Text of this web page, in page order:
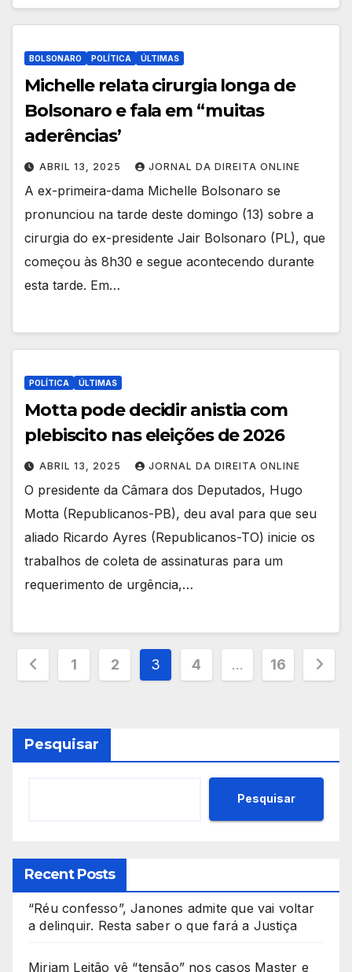
BOLSONARO POLÍTICA ÚLTIMAS
Michelle relata cirurgia longa de
Bolsonaro e fala em “muitas
aderências’
ABRIL 13, 2025 JORNAL DA DIREITA ONLINE
A ex-primeira-dama Michelle Bolsonaro se
pronunciou na tarde deste domingo (13) sobre a
cirurgia do ex-presidente Jair Bolsonaro (PL), que
começou às 8h30 e segue acontecendo durante
esta tarde. Em…
POLÍTICA ÚLTIMAS
Motta pode decidir anistia com
plebiscito nas eleições de 2026
ABRIL 13, 2025 JORNAL DA DIREITA ONLINE
O presidente da Câmara dos Deputados, Hugo
Motta (Republicanos-PB), deu aval para que seu
aliado Ricardo Ayres (Republicanos-TO) inicie os
trabalhos de coleta de assinaturas para um
requerimento de urgência,…
Paginação
posts
1 2 3 4 … 16
Pesquisar
Pesquisar
Recent Posts
“Réu confesso”, Janones admite que vai voltar
a delinquir. Resta saber o que fará a Justiça
Miriam Leitão vê “tensão” nos casos Master e